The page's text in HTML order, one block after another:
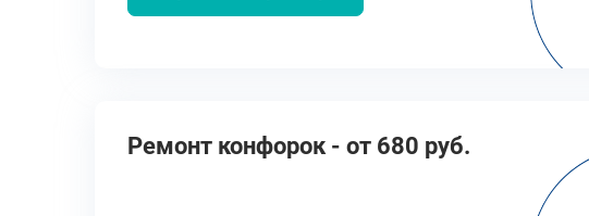
Ремонт конфорок - от 680 руб.